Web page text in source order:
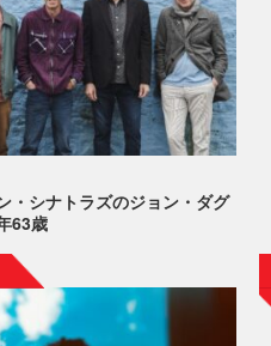
・シナトラズのジョン・ダグ
63歳